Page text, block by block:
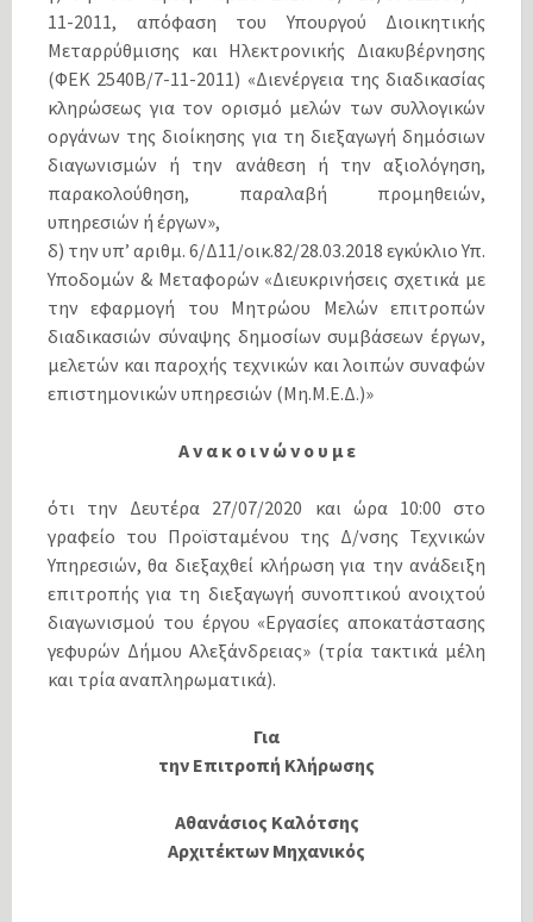
11-2011, απόφαση του Υπουργού Διοικητικής
Μεταρρύθμισης και Ηλεκτρονικής Διακυβέρνησης
(ΦΕΚ 2540Β/7-11-2011) «Διενέργεια της διαδικασίας
κληρώσεως για τον ορισμό μελών των συλλογικών
οργάνων της διοίκησης για τη διεξαγωγή δημόσιων
διαγωνισμών ή την ανάθεση ή την αξιολόγηση,
παρακολούθηση, παραλαβή προμηθειών,
υπηρεσιών ή έργων»,
δ) την υπ’ αριθμ. 6/Δ11/οικ.82/28.03.2018 εγκύκλιο Υπ.
Υποδομών & Μεταφορών «Διευκρινήσεις σχετικά με
την εφαρμογή του Μητρώου Μελών επιτροπών
διαδικασιών σύναψης δημοσίων συμβάσεων έργων,
μελετών και παροχής τεχνικών και λοιπών συναφών
επιστημονικών υπηρεσιών (Μη.Μ.Ε.Δ.)»
Α ν α κ ο ι ν ώ ν ο υ μ ε
ότι την Δευτέρα 27/07/2020 και ώρα 10:00 στο
γραφείο του Προϊσταμένου της Δ/νσης Τεχνικών
Υπηρεσιών, θα διεξαχθεί κλήρωση για την ανάδειξη
επιτροπής για τη διεξαγωγή συνοπτικού ανοιχτού
διαγωνισμού του έργου «Εργασίες αποκατάστασης
γεφυρών Δήμου Αλεξάνδρειας» (τρία τακτικά μέλη
και τρία αναπληρωματικά).
Για
την Επιτροπή Κλήρωσης
Αθανάσιος Καλότσης
Αρχιτέκτων Μηχανικός